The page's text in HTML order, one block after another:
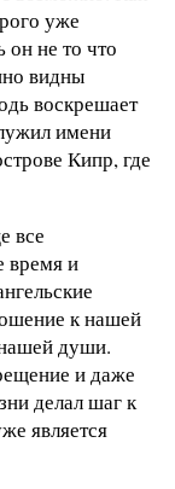
уже
он не то что
видны
воскрешает
имени
Кипр, где
все
время и
к нашей
души.
и даже
делал шаг к
является